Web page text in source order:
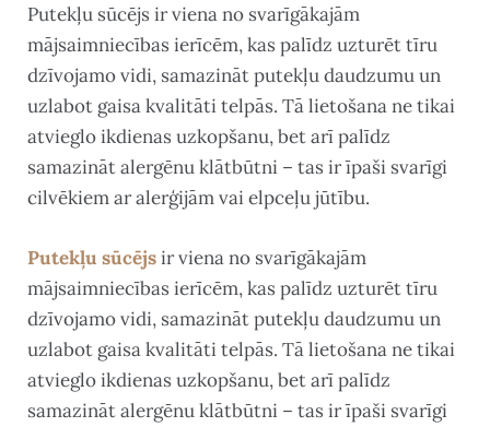
Putekļu sūcējs ir viena no svarīgākajām
mājsaimniecības ierīcēm, kas palīdz uzturēt tīru
dzīvojamo vidi, samazināt putekļu daudzumu un
uzlabot gaisa kvalitāti telpās. Tā lietošana ne tikai
atvieglo ikdienas uzkopšanu, bet arī palīdz
samazināt alergēnu klātbūtni – tas ir īpaši svarīgi
cilvēkiem ar alerģijām vai elpceļu jūtību.
Putekļu sūcējsir viena no svarīgākajām
mājsaimniecības ierīcēm, kas palīdz uzturēt tīru
dzīvojamo vidi, samazināt putekļu daudzumu un
uzlabot gaisa kvalitāti telpās. Tā lietošana ne tikai
atvieglo ikdienas uzkopšanu, bet arī palīdz
samazināt alergēnu klātbūtni – tas ir īpaši svarīgi